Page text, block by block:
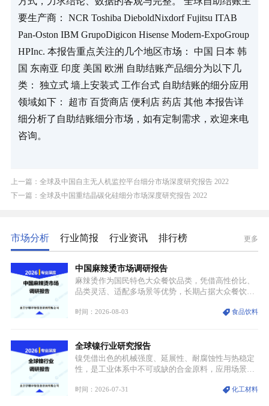
要生产商： NCR Toshiba DieboldNixdorf Fujitsu ITAB
Pan-Oston IBM GrupoDigicon Hisense Modern-ExpoGroup
HPInc. 本报告重点关注的几个地区市场： 中国 日本 韩
国 东南亚 印度 美国 欧洲 自助结账产品细分为以下几
类： 独立式 墙上安装式 工作台式 自助结账的细分应用
领域如下： 超市 百货商店 便利店 药店 其他 本报告详
细分析了自助结账细分市场，如有定制需求，欢迎来电
咨询。
上一篇：全球及中国自主无人机监控平台细分市场深度研究报告 2022
下一篇：全球及中国重结晶碳化硅细分市场深度研究报告 2022
市场分析 行业简报 行业资讯 排行榜 更多
中国麻辣烫市场调研报告
麻辣烫作为国民特色大众餐饮品类，凭借高性价比、
品类灵活、适配多场景等优势，长期占据大众餐饮重
型，叠加消费需求升级、线上流量变革、新零售业态
特点，在消费、创业、政策、技术多重驱动下，依旧
具备强劲的发展活力。
时间：2026-08-03 食品饮料
全球镍行业研究报告
镍凭借出色的机械强度、延展性、耐腐蚀性与热稳定
性，是工业体系中不可或缺的合金原料，应用场景横
用价值难以被替代。依托理化优势，镍被全球主要经
时间：2026-07-31 化工材料